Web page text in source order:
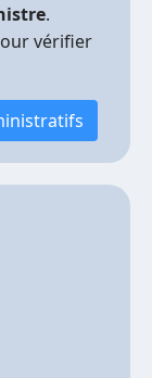
.
vérifier